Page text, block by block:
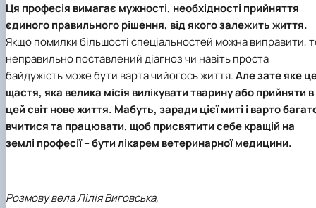
Ця професія вимагає мужності, необхідності прийняття
єдиного правильного рішення, від якого залежить життя.
Якщо помилки більшості спеціальностей можна виправити,
неправильно поставлений діагноз чи навіть проста
байдужість може бути варта чийогось життя.Але зате яке
щастя, яка велика місія вилікувати тварину або прийняти в
цей світ нове життя. Мабуть, заради цієї миті і варто
вчитися та працювати, щоб присвятити себе кращій на
землі професії – бутилікарем ветеринарної медицини.
Розмову вела Лілія Виговська,